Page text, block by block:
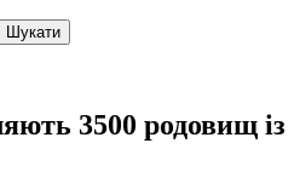
3500 родовищ із